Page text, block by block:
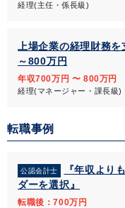
経理(主任・係長級)
上場企業の経理財務
～800万円
年収700万円 〜 800万円
経理(マネージャー・課長級)
転職事例
公認会計士
『年収より
ダーを選択』
転職後：700万円